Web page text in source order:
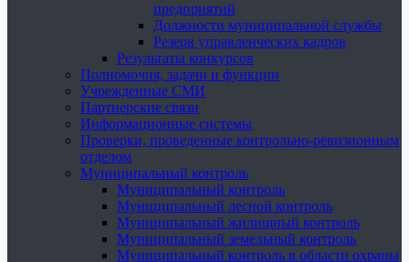
предприятий
Должности муниципальной службы
Резерв управленческих кадров
Результаты конкурсов
Полномочия, задачи и функции
Учрежденные СМИ
Партнерские связи
Информационные системы
Проверки, проведенные контрольно-ревизионным
отделом
Муниципальный контроль
Муниципальный контроль
Муниципальный лесной контроль
Муниципальный жилищный контроль
Муниципальный земельный контроль
Муниципальный контроль в области охраны